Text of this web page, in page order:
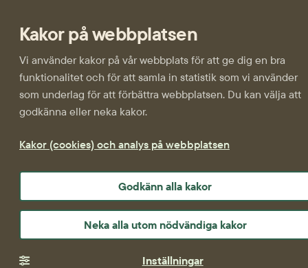
Kakor på webbplatsen
Vi använder kakor på vår webbplats för att ge dig en bra
funktionalitet och för att samla in statistik som vi använder
som underlag för att förbättra webbplatsen. Du kan välja att
godkänna eller neka kakor.
Kakor (cookies) och analys på webbplatsen
Godkänn alla kakor
Neka alla utom nödvändiga kakor
Inställningar